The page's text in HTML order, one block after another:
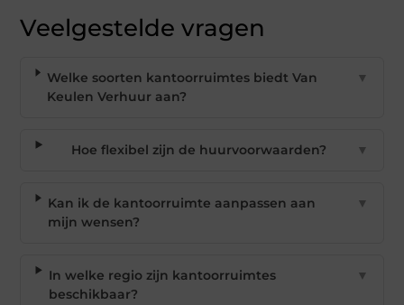
Veelgestelde vragen
Welke soorten kantoorruimtes biedt Van
Keulen Verhuur aan?
▼
Hoe flexibel zijn de huurvoorwaarden? ▼
Kan ik de kantoorruimte aanpassen aan
mijn wensen?
▼
In welke regio zijn kantoorruimtes
beschikbaar?
▼